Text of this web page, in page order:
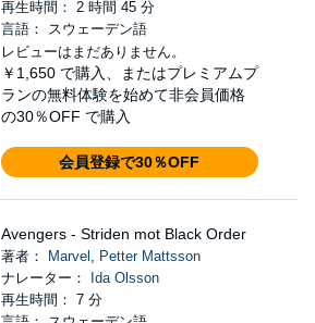
再生時間： 2 時間 45 分
言語： スウェーデン語
レビューはまだありません。
￥1,650 で購入、またはプレミアムプ
ランの無料体験を始めて非会員価格
の30％OFF で購入
会員登録で30％OFF
Avengers - Striden mot Black Order
著者： Marvel , Petter Mattsson
ナレーター：
Ida Olsson
再生時間： 7 分